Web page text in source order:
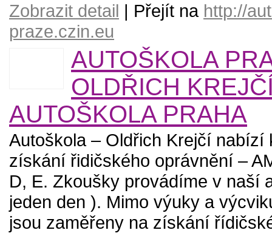
Zobrazit detail | Přejít na http://
praze.czin.eu
AUTOŠKOLA
OLDŘICH
AUTOŠKOLA PRAHA
Autoškola – Oldřich Krejčí nabízí
získání řidičského oprávnění –
D, E. Zkoušky provádíme v naší
jeden den ). Mimo výuky a
jsou zaměřeny na získání